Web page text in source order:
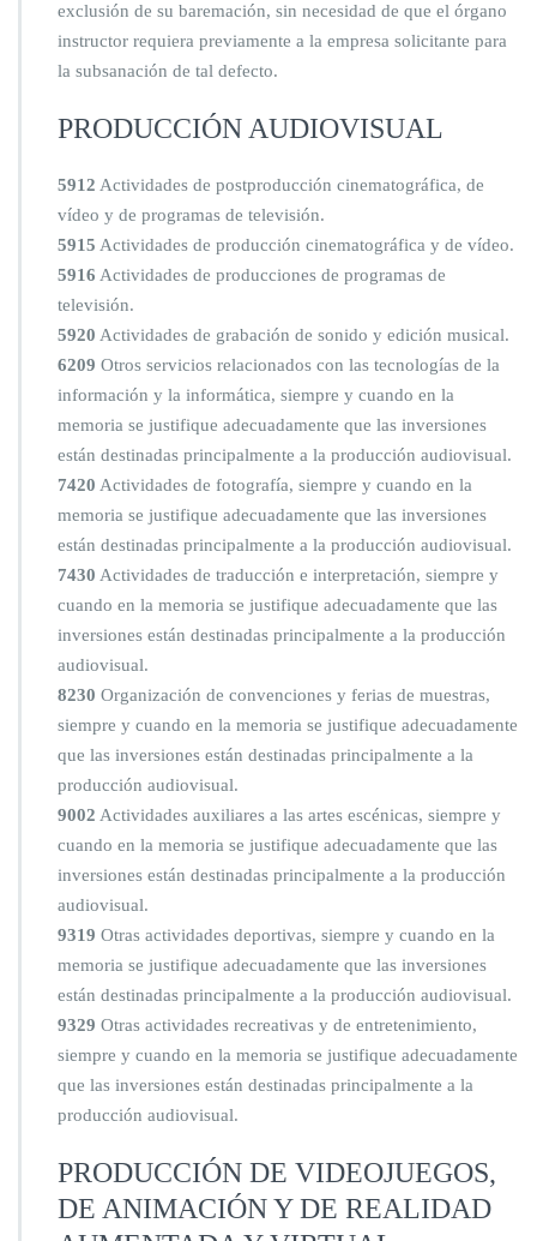
exclusión de su baremación, sin necesidad de que el órgano
instructor requiera previamente a la empresa solicitante para
la subsanación de tal defecto.
PRODUCCIÓN AUDIOVISUAL
5912 Actividades de postproducción cinematográfica, de
vídeo y de programas de televisión.
5915 Actividades de producción cinematográfica y de vídeo.
5916 Actividades de producciones de programas de
televisión.
5920 Actividades de grabación de sonido y edición musical.
6209 Otros servicios relacionados con las tecnologías de la
información y la informática, siempre y cuando en la
memoria se justifique adecuadamente que las inversiones
están destinadas principalmente a la producción audiovisual.
7420 Actividades de fotografía, siempre y cuando en la
memoria se justifique adecuadamente que las inversiones
están destinadas principalmente a la producción audiovisual.
7430 Actividades de traducción e interpretación, siempre y
cuando en la memoria se justifique adecuadamente que las
inversiones están destinadas principalmente a la producción
audiovisual.
8230 Organización de convenciones y ferias de muestras,
siempre y cuando en la memoria se justifique adecuadamente
que las inversiones están destinadas principalmente a la
producción audiovisual.
9002 Actividades auxiliares a las artes escénicas, siempre y
cuando en la memoria se justifique adecuadamente que las
inversiones están destinadas principalmente a la producción
audiovisual.
9319 Otras actividades deportivas, siempre y cuando en la
memoria se justifique adecuadamente que las inversiones
están destinadas principalmente a la producción audiovisual.
9329 Otras actividades recreativas y de entretenimiento,
siempre y cuando en la memoria se justifique adecuadamente
que las inversiones están destinadas principalmente a la
producción audiovisual.
PRODUCCIÓN DE VIDEOJUEGOS,
DE ANIMACIÓN Y DE REALIDAD